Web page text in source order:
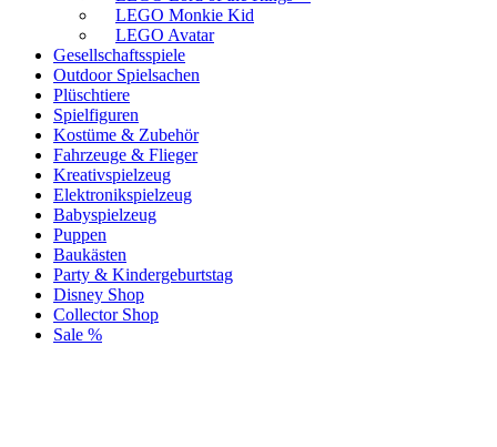
LEGO Monkie Kid
LEGO Avatar
Gesellschaftsspiele
Outdoor Spielsachen
Plüschtiere
Spielfiguren
Kostüme & Zubehör
Fahrzeuge & Flieger
Kreativspielzeug
Elektronikspielzeug
Babyspielzeug
Puppen
Baukästen
Party & Kindergeburtstag
Disney Shop
Collector Shop
Sale %